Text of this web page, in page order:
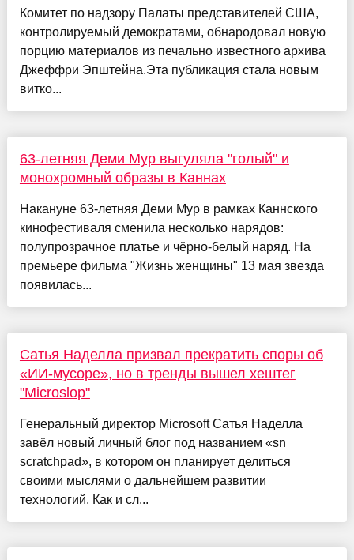
Комитет по надзору Палаты представителей США,
контролируемый демократами, обнародовал новую
порцию материалов из печально известного архива
Джеффри Эпштейна.Эта публикация стала новым
витко...
63-летняя Деми Мур выгуляла "голый" и
монохромный образы в Каннах
Накануне 63-летняя Деми Мур в рамках Каннского
кинофестиваля сменила несколько нарядов:
полупрозрачное платье и чёрно-белый наряд. На
премьере фильма "Жизнь женщины" 13 мая звезда
появилась...
Сатья Наделла призвал прекратить споры об
«ИИ-мусоре», но в тренды вышел хештег
"Microslop"
Генеральный директор Microsoft Сатья Наделла
завёл новый личный блог под названием «sn
scratchpad», в котором он планирует делиться
своими мыслями о дальнейшем развитии
технологий. Как и сл...